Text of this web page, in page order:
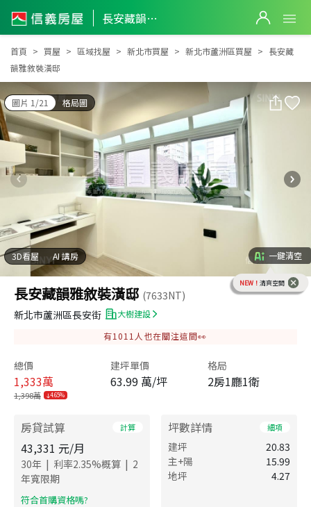
長安藏韻雅敘裝潢邸
長安藏韻雅敘裝潢邸
首頁 買屋 區域找屋 新北市買屋 新北市蘆洲區買屋
長安藏
韻雅敘裝潢邸
圖片 1/21 格局圖
3D看屋 AI 講房 一鍵清空
NEW！ 清爽空間
長安藏韻雅敘裝潢邸 (7633NT)
新北市蘆洲區長安街
大樹建設
有1011 人也在關注這間👀
總價
1,333萬
1,398萬 4.65%
建坪單價
63.99 萬/坪
格局
2房1廳1衛
房貸試算 計算
43,331 元/月
30年 | 利率2.35%概算 | 2
年寬限期
​符合首購資格嗎?
坪數詳情 細項
建坪
20.83
主+陽
15.99
地坪
4.27